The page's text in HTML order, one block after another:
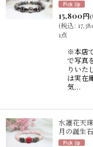
15,800円
(税込:
1点
※本店
で写真
りいた
は実在
気…
水蓮花天
月の誕生石